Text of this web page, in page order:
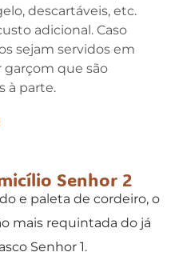
descartáveis, etc.
adicional. Caso
sejam servidos em
garçom que são
à parte.
Senhor 2
e paleta de cordeiro, o
mais requintada do já
Senhor 1.